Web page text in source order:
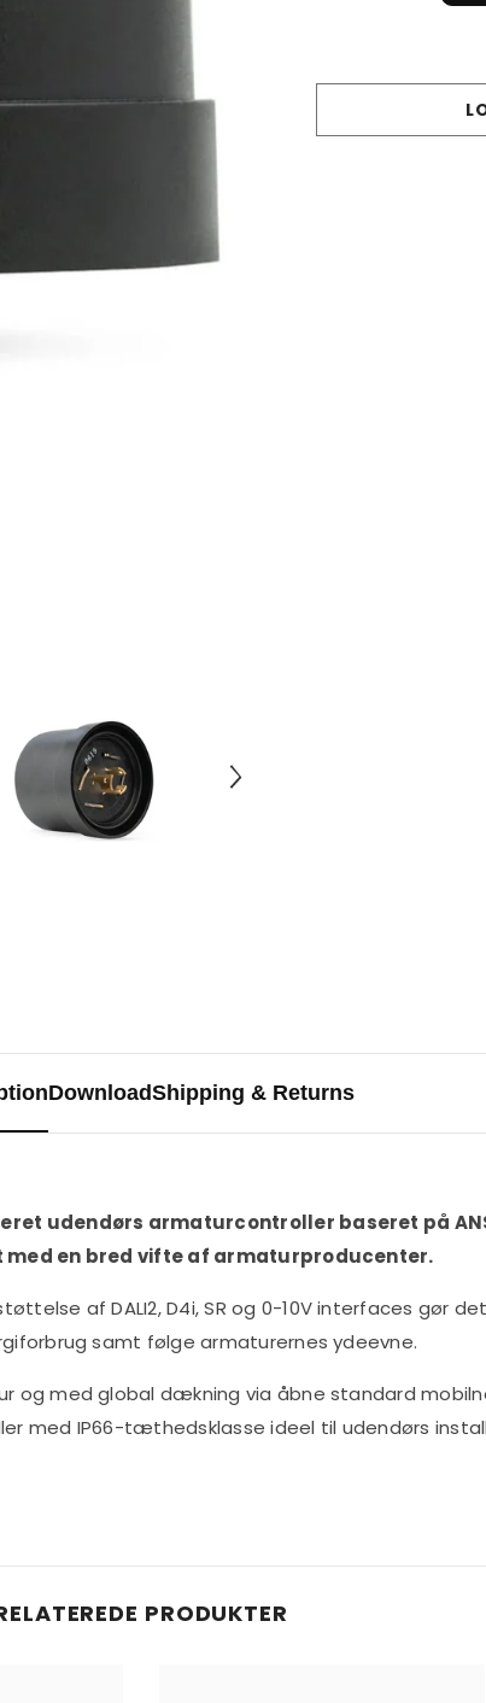
DownloadShipping & Returns
udendørs armaturcontroller baseret på
en bred vifte af armaturproducenter.
af DALI2, D4i, SR og 0-10V interfaces gør
samt følge armaturernes ydeevne.
og med global dækning via åbne standard
med IP66-tæthedsklasse ideel til udendørs
PRODUKTER